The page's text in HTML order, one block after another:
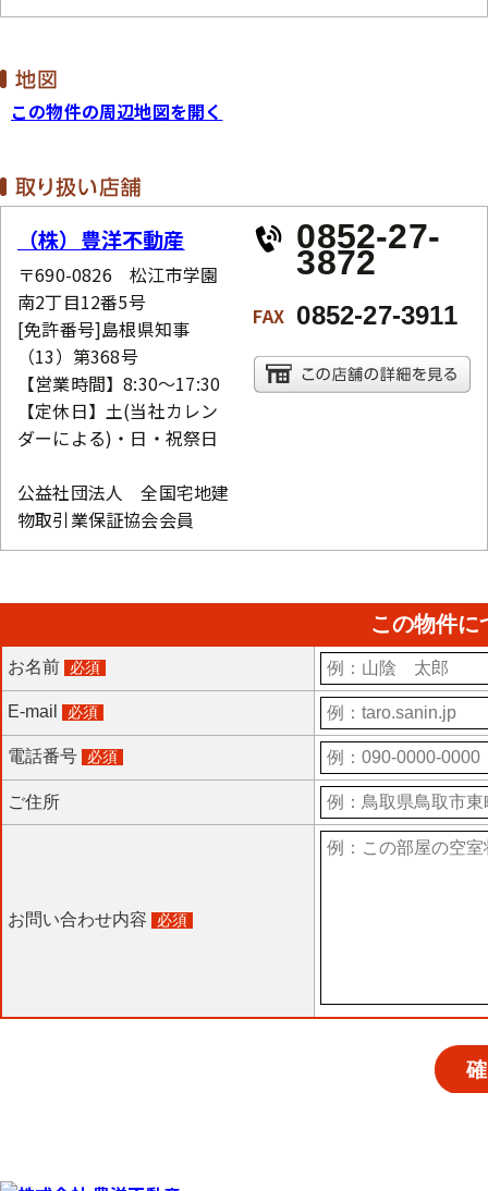
この物件の周辺地図を開く
（株）豊洋不動産
〒690-0826 松江市学園
南2丁目12番5号
[免許番号]島根県知事
（13）第368号
【営業時間】8:30～17:30
【定休日】土(当社カレン
ダーによる)・日・祝祭日
公益社団法人 全国宅地建
物取引業保証協会会員
0852-27-
3872
FAX 0852-27-3911